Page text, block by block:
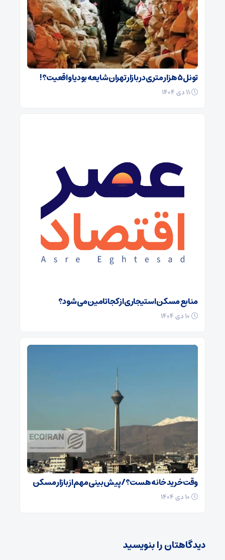
تونل ۵ هزار متری در بازار تهران شایعه بود یا واقعیت؟!
منابع مسکن استیجاری از کجا تامین می شود؟
وقت خرید خانه هست؟/ پیش بینی مهم از بازار مسکن
دیدگاهتان را بنویسید